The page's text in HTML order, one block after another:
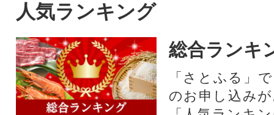
人気ランキング
総合ランキ
「さとふる」
のお申し込み